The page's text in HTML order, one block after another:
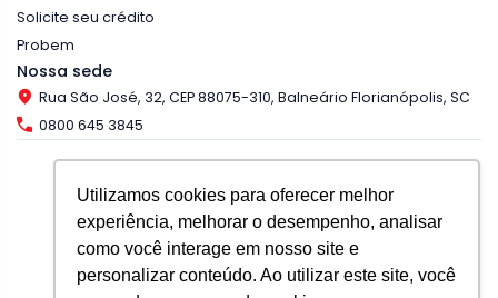
Utilizamos cookies para oferecer melhor
experiência, melhorar o desempenho, analisar
como você interage em nosso site e
personalizar conteúdo. Ao utilizar este site, você
Solicite seu crédito
Probem
Nossa sede
Rua São José, 32, CEP 88075-310, Balneário Florianópolis, SC
0800 645 3845
Copyright © 2025, Banco do Empreendedor.
Nos acompanhe nas redes